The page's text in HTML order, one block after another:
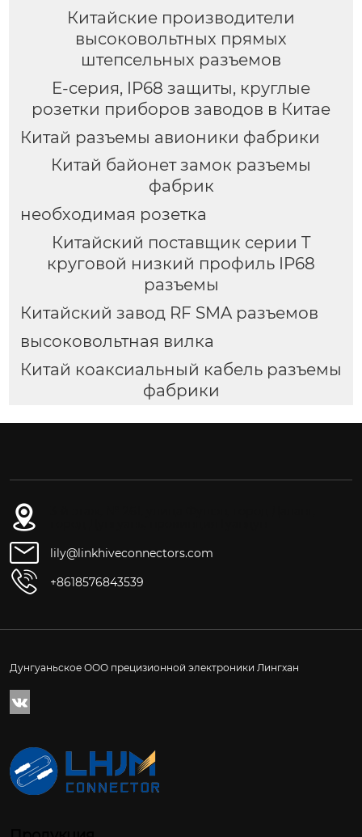
Китайские производители
высоковольтных прямых
штепсельных разъемов
E-серия, IP68 защиты, круглые
розетки приборов заводов в Китае
Китай разъемы авионики фабрики
Китай байонет замок разъемы
фабрик
необходимая розетка
Китайский поставщик серии T
круговой низкий профиль IP68
разъемы
Китайский завод RF SMA разъемов
высоковольтная вилка
Китай коаксиальный кабель разъемы
фабрики
lily@linkhiveconnectors.com
+8618576843539
Дунгуаньское ООО прецизионной электроники Лингхан
